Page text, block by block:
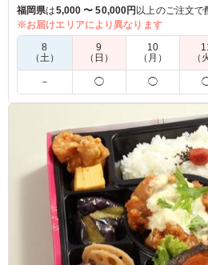
5.0 福岡県実業団空手道連盟
空手大会のお昼でお願いしました
味、満足です。 チキン南蛮はボ
も大きくご飯の上に乗っており、
学生から年配の方からも好評でし
ご利用シーン：スポーツ›大会
福岡県福岡市東区香椎照葉2026/07/06
福岡県は5,000 〜 50,000円 以上のご注文で
※お届けエリアにより異なります
8
（土）
9
（日）
10
（月）
（
－ ◯ ◯